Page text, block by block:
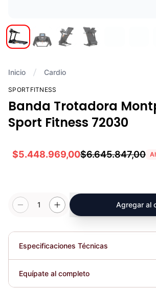
Inicio Cardio
SPORTFITNESS
Banda Trotadora
Sport Fitness 72030
$5.448.969,00$6.645.847,00
1 Agregar al
Especificaciones Técnicas
Plegable
Equípate al completo